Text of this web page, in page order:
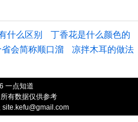
什么区别 丁香花是什么颜色的
省会简称顺口溜 凉拌木耳的做法
一点知道
有数据仅供参考
site.kefu@gmail.com